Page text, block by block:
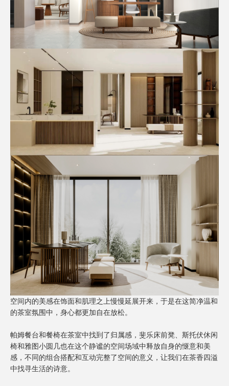
空间内的美感在饰面和肌理之上慢慢延展开来，于是在这简净温和
的茶室氛围中，身心都更加自在放松。
帕姆餐台和餐椅在茶室中找到了归属感，斐乐床前凳、斯托伏休闲
椅和雅图小圆几也在这个静谧的空间场域中释放自身的惬意和美
感，不同的组合搭配和互动完整了空间的意义，让我们在茶香四溢
中找寻生活的诗意。